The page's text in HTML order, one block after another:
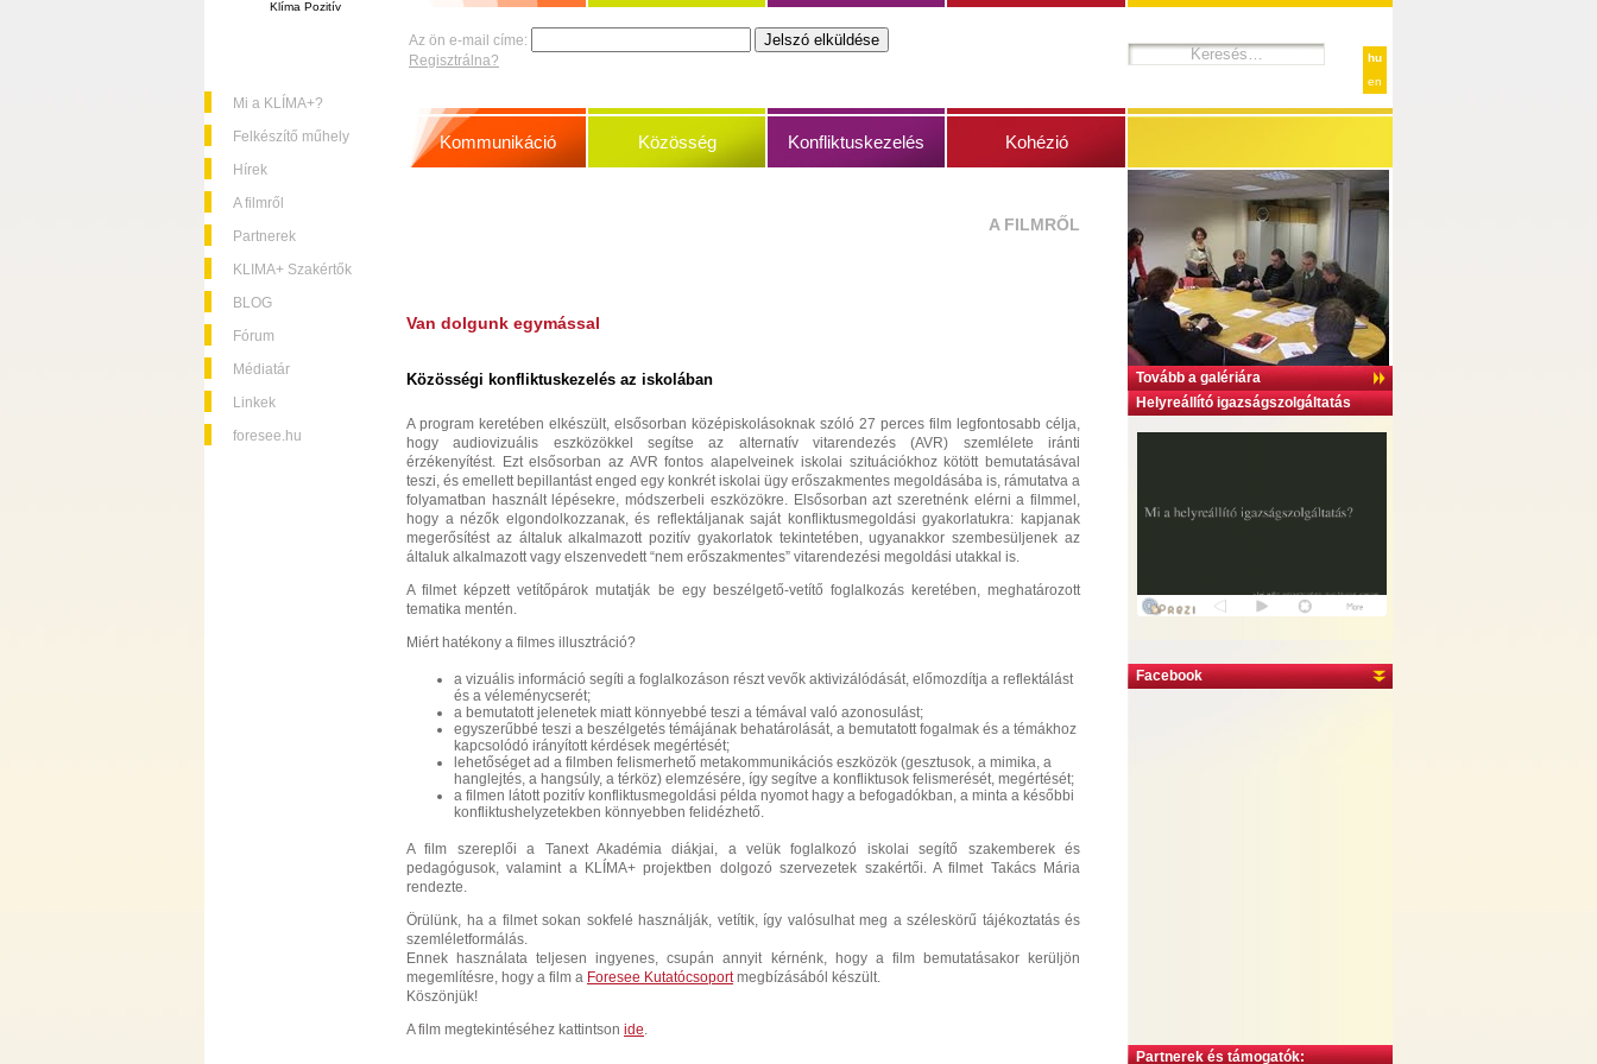
Klíma Pozitív
Mi a KLÍMA+?
Felkészítő műhely
Hírek
A filmről
Partnerek
KLIMA+ Szakértők
BLOG
Fórum
Médiatár
Linkek
foresee.hu
hu
en
Tovább a galériára
Helyreállító igazságszolgáltatás
Facebook
Partnerek és támogatók:
Az ön e-mail címe:
Regisztrálna?
Kommunikáció Közösség Konfliktuskezelés Kohézió
A FILMRŐL
Van dolgunk egymással
Közösségi konfliktuskezelés az iskolában
A program keretében elkészült, elsősorban középiskolásoknak szóló 27 perces film legfontosabb célja,
hogy audiovizuális eszközökkel segítse az alternatív vitarendezés (AVR) szemlélete iránti
érzékenyítést. Ezt elsősorban az AVR fontos alapelveinek iskolai szituációkhoz kötött bemutatásával
teszi, és emellett bepillantást enged egy konkrét iskolai ügy erőszakmentes megoldásába is, rámutatva a
folyamatban használt lépésekre, módszerbeli eszközökre. Elsősorban azt szeretnénk elérni a filmmel,
hogy a nézők elgondolkozzanak, és reflektáljanak saját konfliktusmegoldási gyakorlatukra: kapjanak
megerősítést az általuk alkalmazott pozitív gyakorlatok tekintetében, ugyanakkor szembesüljenek az
általuk alkalmazott vagy elszenvedett “nem erőszakmentes” vitarendezési megoldási utakkal is.
A filmet képzett vetítőpárok mutatják be egy beszélgető-vetítő foglalkozás keretében, meghatározott
tematika mentén.
Miért hatékony a filmes illusztráció?
a vizuális információ segíti a foglalkozáson részt vevők aktivizálódását, előmozdítja a reflektálást
és a véleménycserét;
a bemutatott jelenetek miatt könnyebbé teszi a témával való azonosulást;
egyszerűbbé teszi a beszélgetés témájának behatárolását, a bemutatott fogalmak és a témákhoz
kapcsolódó irányított kérdések megértését;
lehetőséget ad a filmben felismerhető metakommunikációs eszközök (gesztusok, a mimika, a
hanglejtés, a hangsúly, a térköz) elemzésére, így segítve a konfliktusok felismerését, megértését;
a filmen látott pozitív konfliktusmegoldási példa nyomot hagy a befogadókban, a minta a későbbi
konfliktushelyzetekben könnyebben felidézhető.
A film szereplői a Tanext Akadémia diákjai, a velük foglalkozó iskolai segítő szakemberek és
pedagógusok, valamint a KLÍMA+ projektben dolgozó szervezetek szakértői. A filmet Takács Mária
rendezte.
Örülünk, ha a filmet sokan sokfelé használják, vetítik, így valósulhat meg a széleskörű tájékoztatás és
szemléletformálás.
Ennek használata teljesen ingyenes, csupán annyit kérnénk, hogy a film bemutatásakor kerüljön
megemlítésre, hogy a film a Foresee Kutatócsoportmegbízásából készült.
Köszönjük!
A film megtekintéséhez kattintson ide.